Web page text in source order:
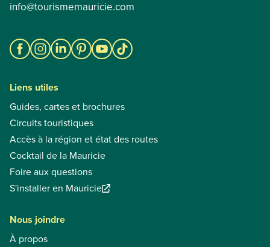
info@tourismemauricie.com
Liens utiles
Guides, cartes et brochures
Circuits touristiques
Accès à la région et état des routes
Cocktail de la Mauricie
Foire aux questions
S'installer en Mauricie
Nous joindre
À propos